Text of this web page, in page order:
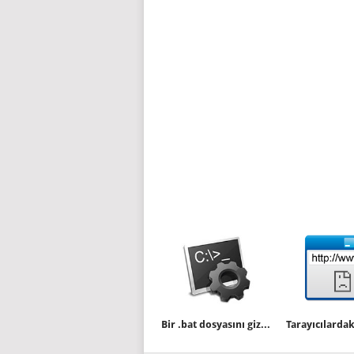
Bir .bat dosyasını gizli modda (invisible mode) çalıştıralım